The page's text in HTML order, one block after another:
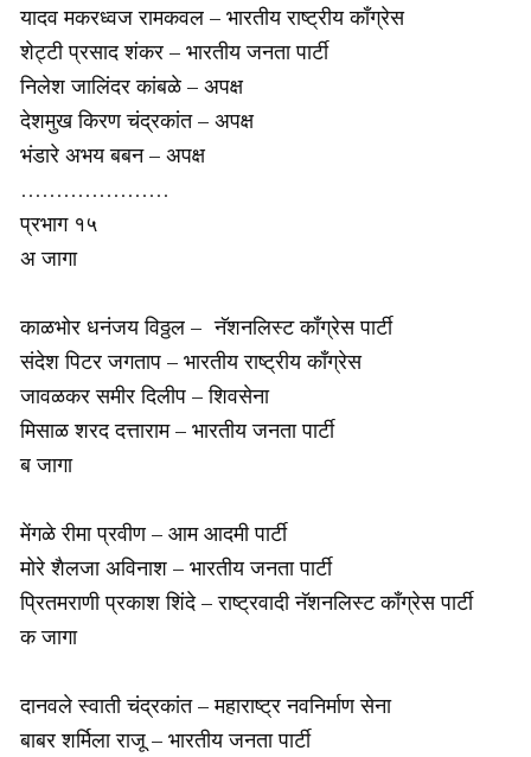
यादव मकरध्वज रामकवल – भारतीय राष्ट्रीय काँग्रेस
शेट्टी प्रसाद शंकर – भारतीय जनता पार्टी
निलेश जालिंदर कांबळे – अपक्ष
देशमुख किरण चंद्रकांत – अपक्ष
भंडारे अभय बबन – अपक्ष
…………………
प्रभाग १५
अ जागा
काळभोर धनंजय विठ्ठल – नॅशनलिस्ट काँग्रेस पार्टी
संदेश पिटर जगताप – भारतीय राष्ट्रीय काँग्रेस
जावळकर समीर दिलीप – शिवसेना
मिसाळ शरद दत्ताराम – भारतीय जनता पार्टी
ब जागा
मेंगळे रीमा प्रवीण – आम आदमी पार्टी
मोरे शैलजा अविनाश – भारतीय जनता पार्टी
प्रितमराणी प्रकाश शिंदे – राष्ट्रवादी नॅशनलिस्ट काँग्रेस पार्टी
क जागा
दानवले स्वाती चंद्रकांत – महाराष्ट्र नवनिर्माण सेना
बाबर शर्मिला राजू – भारतीय जनता पार्टी